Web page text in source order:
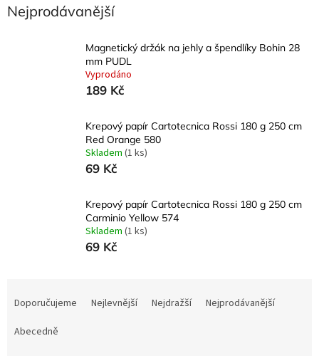
Nejprodávanější
Magnetický držák na jehly a špendlíky Bohin 28
mm PUDL
Vyprodáno
189 Kč
Krepový papír Cartotecnica Rossi 180 g 250 cm
Red Orange 580
Skladem (1 ks)
69 Kč
Krepový papír Cartotecnica Rossi 180 g 250 cm
Carminio Yellow 574
Skladem (1 ks)
69 Kč
aDoporučujeme Nejlevnější Nejdražší
Nejprodávanější
Abecedně